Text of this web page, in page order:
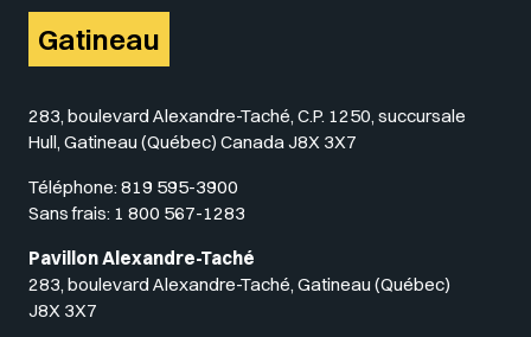
Gatineau
283, boulevard Alexandre-Taché, C.P. 1250, succursale
Hull, Gatineau (Québec) Canada J8X 3X7
Téléphone: 819 595-3900
Sans frais: 1 800 567-1283
Pavillon Alexandre-Taché
283, boulevard Alexandre-Taché, Gatineau (Québec)
J8X 3X7